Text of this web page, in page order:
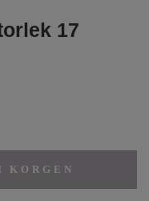
17
KORGEN